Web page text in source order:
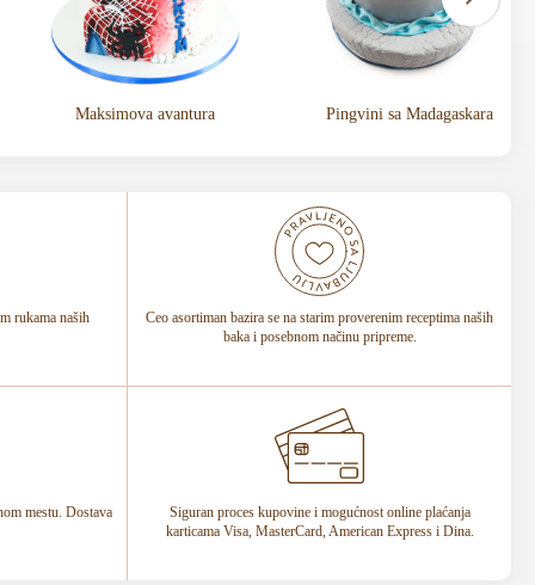
Maksimova avantura Pingvini sa Madagaskara
rukama naših
Ceo asortiman bazira se na starim proverenim receptima naših
baka i posebnom načinu pripreme.
mestu. Dostava
Siguran proces kupovine i mogućnost online plaćanja
karticama Visa, MasterCard, American Express i Dina.